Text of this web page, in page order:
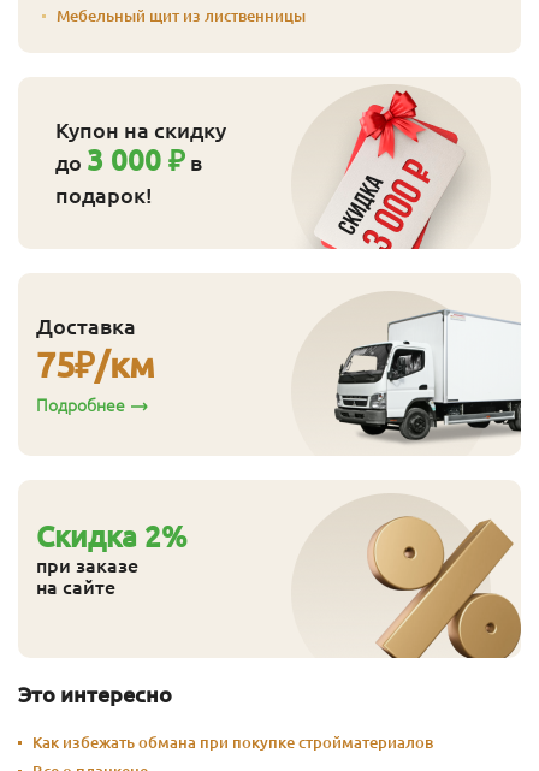
Мебельный щит из лиственницы
Купон на скидку
до 3 000 ₽ в
подарок!
Доставка
75₽/км
Подробнее
Cкидка 2%
при заказе
на сайте
Это интересно
Как избежать обмана при покупке стройматериалов